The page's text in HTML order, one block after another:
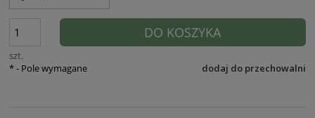
szt.
DO KOSZYKA
dodaj do przechowalni
*- Pole wymagane